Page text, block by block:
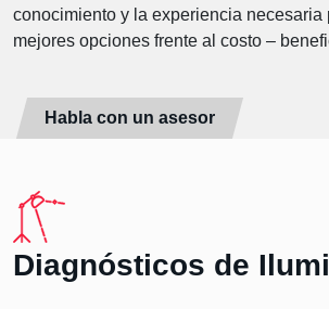
conocimiento y la experiencia necesaria
mejores opciones frente al costo –
Habla con un asesor
Diagnósticos de